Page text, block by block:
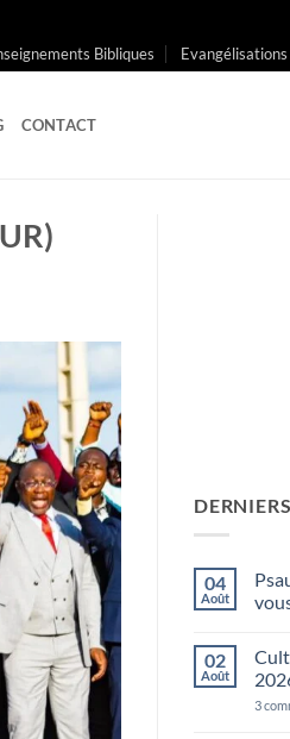
Bibliques
CONTACT
DERNIERS
04
Août
sur
127:2
En
02
Août
3